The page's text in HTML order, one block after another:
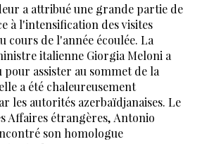
a attribué une grande partie de
à l'intensification des visites
cours de l'année écoulée. La
italienne Giorgia Meloni a
pour assister au sommet de la
a été chaleureusement
les autorités azerbaïdjanaises. Le
Affaires étrangères, Antonio
son homologue